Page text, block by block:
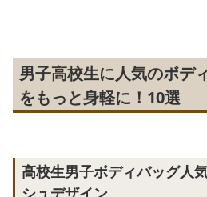
男子高校生に人気のボデ
をもっと身軽に！10選
高校生男子ボディバッグ人
シュデザイン